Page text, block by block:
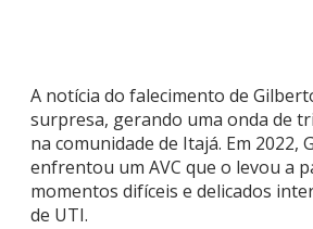
A notícia do falecimento de
surpresa, gerando uma onda de
na comunidade de Itajá. Em 2022,
enfrentou um AVC que o levou a
momentos difíceis e delicados
de UTI.